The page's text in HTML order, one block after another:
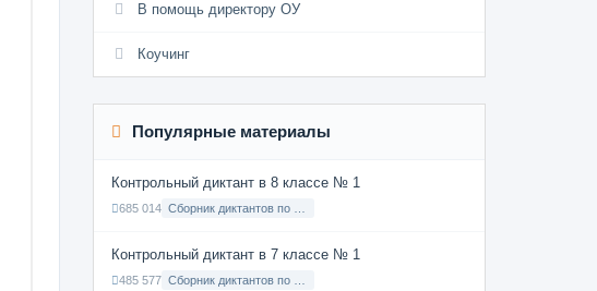
В помощь директору ОУ
Коучинг
Популярные материалы
Контрольный диктант в 8 классе № 1
685 014
Контрольный диктант в 7 классе № 1
485 577